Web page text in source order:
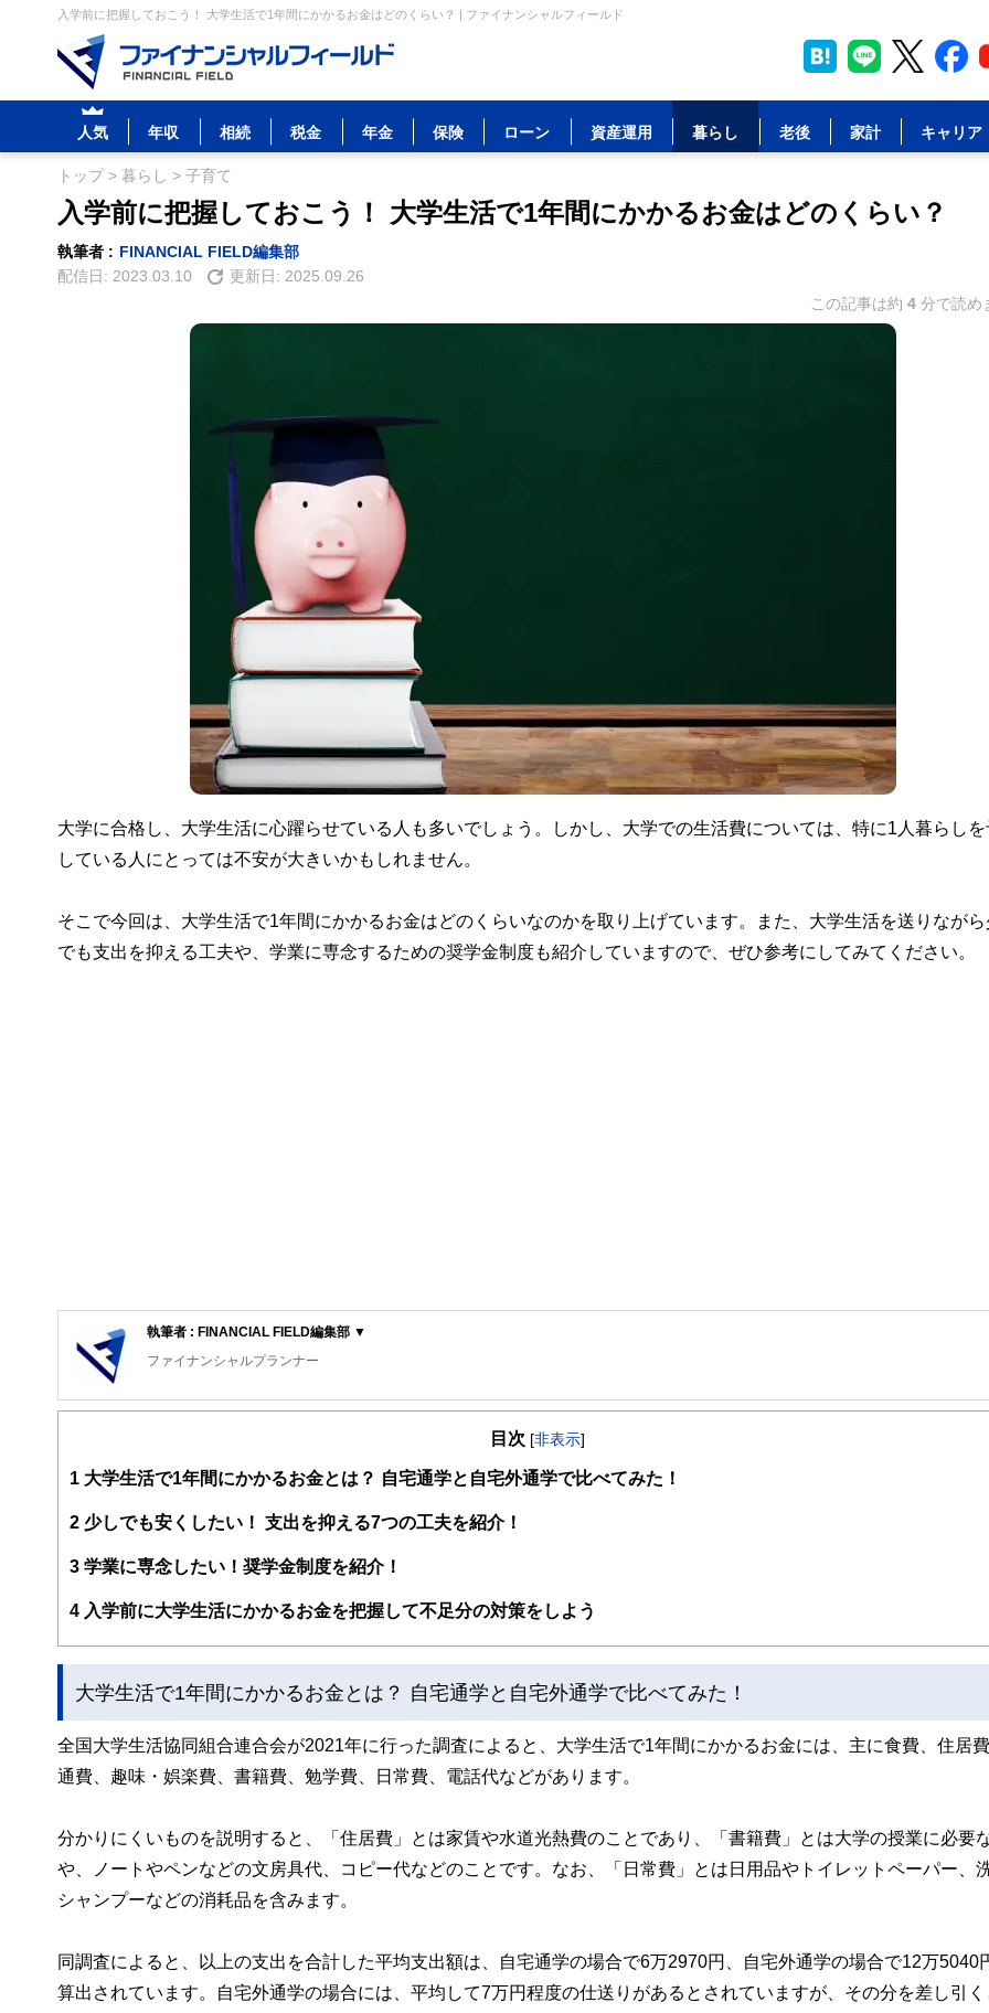
入学前に把握しておこう！ 大学生活で1年間にかかるお金はどのくらい？ | ファイナンシャルフィールド
人気 年収 相続 税金 年金 保険 ローン 資産運用 暮らし 老後 家計 キャリア
トップ> 暮らし > 子育て
入学前に把握しておこう！ 大学生活で1年間にかかるお金はどのくらい？
執筆者 : FINANCIAL FIELD編集部
配信日: 2023.03.10 更新日: 2025.09.26
この記事は約 4 分で読め
大学に合格し、大学生活に心躍らせている人も多いでしょう。しかし、大学での生活費については、特に1人暮らしを
している人にとっては不安が大きいかもしれません。
そこで今回は、大学生活で1年間にかかるお金はどのくらいなのかを取り上げています。また、大学生活を送りながら
でも支出を抑える工夫や、学業に専念するための奨学金制度も紹介していますので、ぜひ参考にしてみてください。
執筆者 : FINANCIAL FIELD編集部 ▼
ファイナンシャルプランナー
FinancialField編集部は、金融、経済に関する記事を、日々の暮らしにどのような影響を与えるかという視点で、お金の知識がない方でも理解
案から記事掲載まですべての工程に関わることで、読者目線のコンテンツを追求しています。
FinancialFieldの特徴は、ファイナンシャルプランナー、弁護士、税理士、宅地建物取引士、相続診断士、住宅ローンアドバイザー、DCプラン
ー、公認会計士、社会保険労務士、行政書士、投資アナリスト、キャリアコンサルタントなど150名以上の有資格者を執筆者・監修者として迎
と、読み応えのあるコンテンツと確かな情報発信を実現しています。
私たちは、快適でより良い生活のアイデアを提供するお金のコンシェルジュを目指します。
目次 [非表示]
1 大学生活で1年間にかかるお金とは？ 自宅通学と自宅外通学で比べてみた！
2 少しでも安くしたい！ 支出を抑える7つの工夫を紹介！
3 学業に専念したい！奨学金制度を紹介！
4 入学前に大学生活にかかるお金を把握して不足分の対策をしよう
大学生活で1年間にかかるお金とは？ 自宅通学と自宅外通学で比べてみた！
全国大学生活協同組合連合会が2021年に行った調査によると、大学生活で1年間にかかるお金には、主に食費、住居
通費、趣味・娯楽費、書籍費、勉学費、日常費、電話代などがあります。
分かりにくいものを説明すると、「住居費」とは家賃や水道光熱費のことであり、「書籍費」とは大学の授業に必要
や、ノートやペンなどの文房具代、コピー代などのことです。なお、「日常費」とは日用品やトイレットペーパー、洗
シャンプーなどの消耗品を含みます。
同調査によると、以上の支出を合計した平均支出額は、自宅通学の場合で6万2970円、自宅外通学の場合で12万5040
算出されています。自宅外通学の場合には、平均して7万円程度の仕送りがあるとされていますが、その分を差し引く